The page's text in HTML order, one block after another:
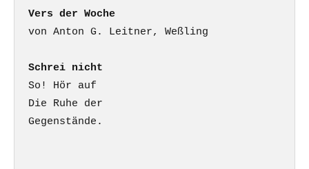
Vers der Woche
Schrei nicht
So! Hör auf
Die Ruhe der
Gegenstände.